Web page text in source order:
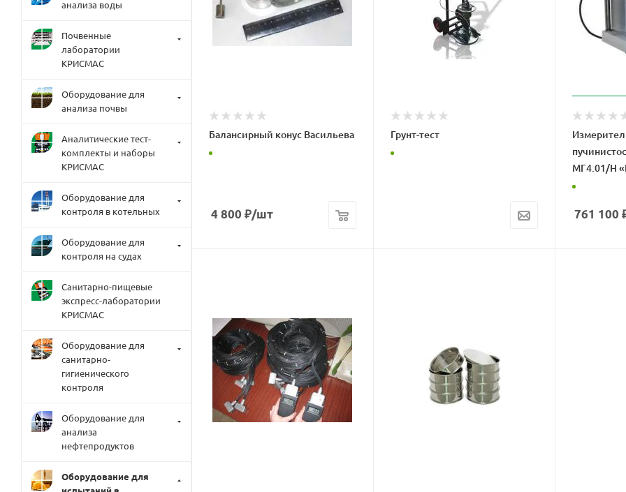
Балансирный конус Васильева
4 800 ₽/шт
Грунт-тест
МГ4.01/Н
761 100
анализа воды
Почвенные
лаборатории
КРИСМАС
Оборудование для
анализа почвы
Аналитические тест-
комплекты и наборы
КРИСМАС
Оборудование для
контроля в котельных
Оборудование для
контроля на судах
Санитарно-пищевые
экспресс-лаборатории
КРИСМАС
Оборудование для
санитарно-
гигиенического
контроля
Оборудование для
анализа
нефтепродуктов
Оборудование для